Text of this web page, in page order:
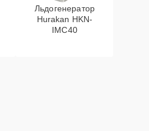
Льдогенератор
Hurakan HKN-
IMC40